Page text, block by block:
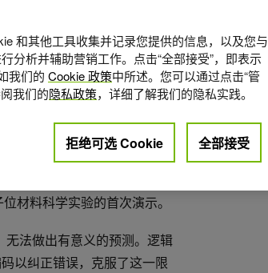
0点赞
材料科学实验的首次演示。
法做出有意义的预测。逻辑
以纠正错误，克服了这一限
和其他工具收集并记录您提供的信息，以及您与
分析并辅助营销工作。点击“全部接受”，即表示
我们的 Cookie 政策中所述。您可以通过点击“管
我们的隐私政策，详细了解我们的隐私实践。
拒绝可选 Cookie 全部接受